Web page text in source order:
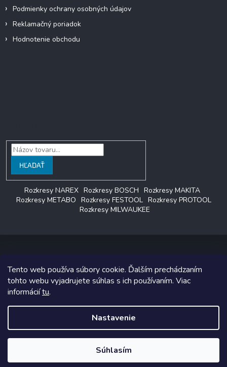
Tento web používa súbory cookie. Ďalším prechádzaním
tohto webu vyjadrujete súhlas s ich používaním. Viac
informáciítu.
Nastavenie
Súhlasím
Podmienky ochrany osobných údajov
Reklamačný poriadok
Hodnotenie obchodu
HĽADAŤ
Rozkresy NAREX Rozkresy BOSCH Rozkresy MAKITA
Rozkresy METABO Rozkresy FESTOOL Rozkresy PROTOOL
Rozkresy MILWAUKEE
Copyright 2026LAGON SERVIS. Všetky práva vyhradené.
Grafický návrh vytvoril a na Shoptet implementoval
Shoptetak.cz.
Vytvoril Shoptet